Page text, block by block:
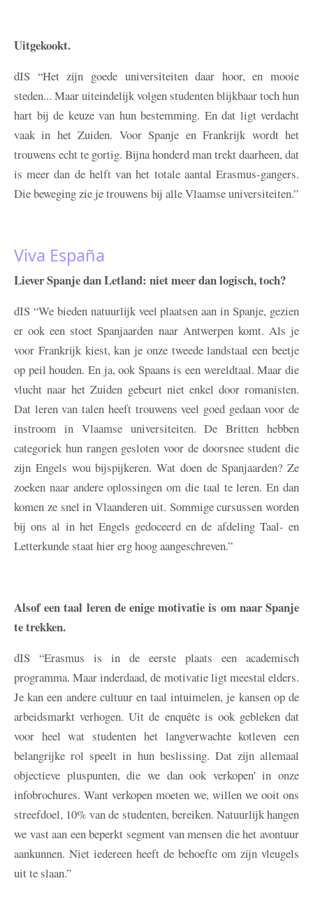
Uitgekookt.
dIS “Het zijn goede universiteiten daar hoor, en mooie
steden... Maar uiteindelijk volgen studenten blijkbaar toch hun
hart bij de keuze van hun bestemming. En dat ligt verdacht
vaak in het Zuiden. Voor Spanje en Frankrijk wordt het
trouwens echt te gortig. Bijna honderd man trekt daarheen, dat
is meer dan de helft van het totale aantal Erasmus-gangers.
Die beweging zie je trouwens bij alle Vlaamse universiteiten.”
Viva España
Liever Spanje dan Letland: niet meer dan logisch, toch?
dIS “We bieden natuurlijk veel plaatsen aan in Spanje, gezien
er ook een stoet Spanjaarden naar Antwerpen komt. Als je
voor Frankrijk kiest, kan je onze tweede landstaal een beetje
op peil houden. En ja, ook Spaans is een wereldtaal. Maar die
vlucht naar het Zuiden gebeurt niet enkel door romanisten.
Dat leren van talen heeft trouwens veel goed gedaan voor de
instroom in Vlaamse universiteiten. De Britten hebben
categoriek hun rangen gesloten voor de doorsnee student die
zijn Engels wou bijspijkeren. Wat doen de Spanjaarden? Ze
zoeken naar andere oplossingen om die taal te leren. En dan
komen ze snel in Vlaanderen uit. Sommige cursussen worden
bij ons al in het Engels gedoceerd en de afdeling Taal- en
Letterkunde staat hier erg hoog aangeschreven.”
Alsof een taal leren de enige motivatie is om naar Spanje
te trekken.
dIS “Erasmus is in de eerste plaats een academisch
programma. Maar inderdaad, de motivatie ligt meestal elders.
Je kan een andere cultuur en taal intuimelen, je kansen op de
arbeidsmarkt verhogen. Uit de enquête is ook gebleken dat
voor heel wat studenten het langverwachte kotleven een
belangrijke rol speelt in hun beslissing. Dat zijn allemaal
objectieve pluspunten, die we dan ook verkopen' in onze
infobrochures. Want verkopen moeten we, willen we ooit ons
streefdoel, 10% van de studenten, bereiken. Natuurlijk hangen
we vast aan een beperkt segment van mensen die het avontuur
aankunnen. Niet iedereen heeft de behoefte om zijn vleugels
uit te slaan.”